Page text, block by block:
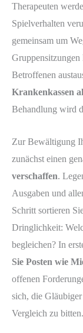
Therapeuten
Spielverhalten
gemeinsam um
Gruppensitzungen
Betroffenen
Krankenkassen
Behandlung wird
Zur Bewältigung
zunächst einen
verschaffen.
Ausgaben und
Schritt sortieren
Dringlichkeit:
begleichen? In
Sie Posten wie
offenen
sich, die
Vergleich zu bitten.